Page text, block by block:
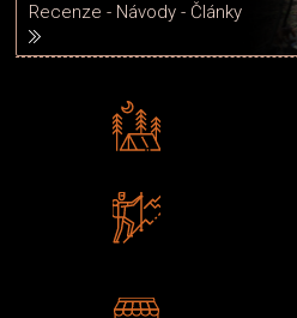
Recenze - Návody - Články